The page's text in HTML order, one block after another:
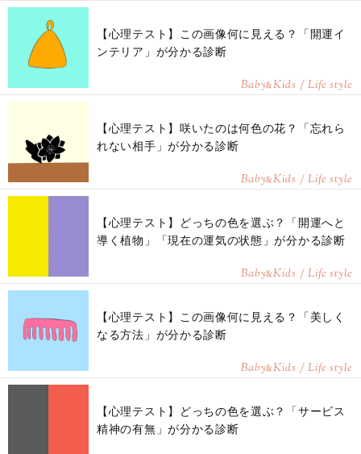
【心理テスト】この画像何に見える？「開運イ
ンテリア」が分かる診断
Baby&Kids / Life style
【心理テスト】咲いたのは何色の花？「忘れら
れない相手」が分かる診断
Baby&Kids / Life style
【心理テスト】どっちの色を選ぶ？「開運へと
導く植物」「現在の運気の状態」が分かる診断
Baby&Kids / Life style
【心理テスト】この画像何に見える？「美しく
なる方法」が分かる診断
Baby&Kids / Life style
【心理テスト】どっちの色を選ぶ？「サービス
精神の有無」が分かる診断